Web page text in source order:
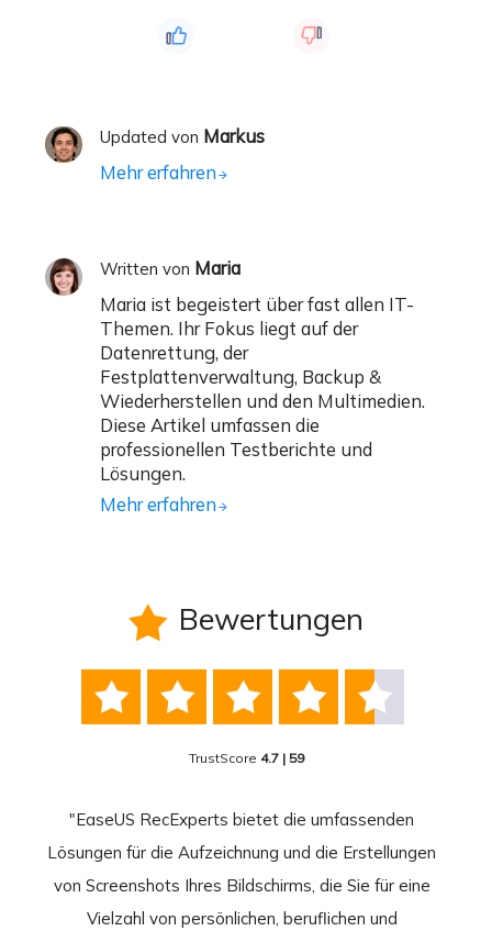
Updated von Markus
Mehr erfahren
Written von Maria
Maria ist begeistert über fast allen IT-
Themen. Ihr Fokus liegt auf der
Datenrettung, der
Festplattenverwaltung, Backup &
Wiederherstellen und den Multimedien.
Diese Artikel umfassen die
professionellen Testberichte und
Lösungen.
Mehr erfahren
 Bewertungen
    
TrustScore 4.7 | 59
"EaseUS RecExperts bietet die umfassenden
Lösungen für die Aufzeichnung und die Erstellungen
von Screenshots Ihres Bildschirms, die Sie für eine
Vielzahl von persönlichen, beruflichen und